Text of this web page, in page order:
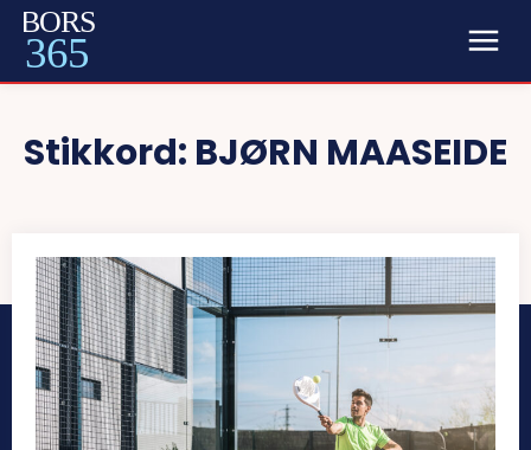
BORS
365
Stikkord: BJØRN MAASEIDE